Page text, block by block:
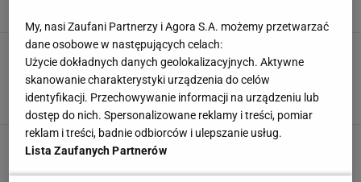
Weronika Schreiber o
pierwszych świętach jako żona Łukasza. Ich
plany pokrzyżował los
Norbert Żyła,24 GRUDNIA 2025, 08:30
Żona Schreibera nie bierze jeńców. Tak
odpowiedziała na złośliwe komentarze.
"Żenujące"
My, nasi Zaufani Partnerzy i Agora S.A. możemy przetwarzać
dane osobowe w następujących celach:
Użycie dokładnych danych geolokalizacyjnych. Aktywne
skanowanie charakterystyki urządzenia do celów
identyfikacji. Przechowywanie informacji na urządzeniu lub
dostęp do nich. Spersonalizowane reklamy i treści, pomiar
reklam i treści, badnie odbiorców i ulepszanie usług.
Lista Zaufanych Partnerów